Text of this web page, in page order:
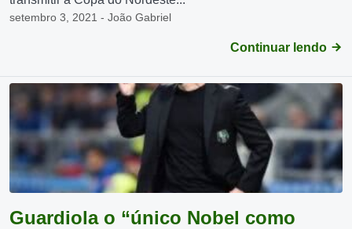
setembro 3, 2021 - João Gabriel
Continuar lendo
Guardiola o “único Nobel como